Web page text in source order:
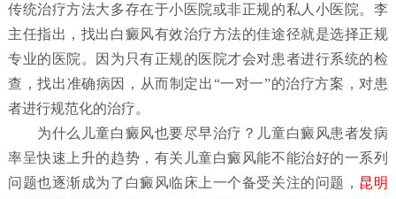
传统治疗方法大多存在于小医院或非正规的私人小医院。李
主任指出，找出白癜风有效治疗方法的佳途径就是选择正规
专业的医院。因为只有正规的医院才会对患者进行系统的检
查，找出准确病因，从而制定出“一对一”的治疗方案，对患
者进行规范化的治疗。
为什么儿童白癜风也要尽早治疗？ 儿童白癜风患者发病
率呈快速上升的趋势，有关儿童白癜风能不能治好的一系列
问题也逐渐成为了白癜风临床上一个备受关注的问题， 昆明